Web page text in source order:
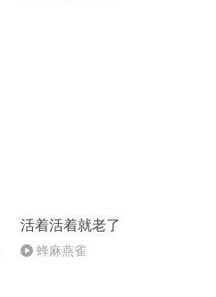
活着活着就老了
蜂麻燕雀